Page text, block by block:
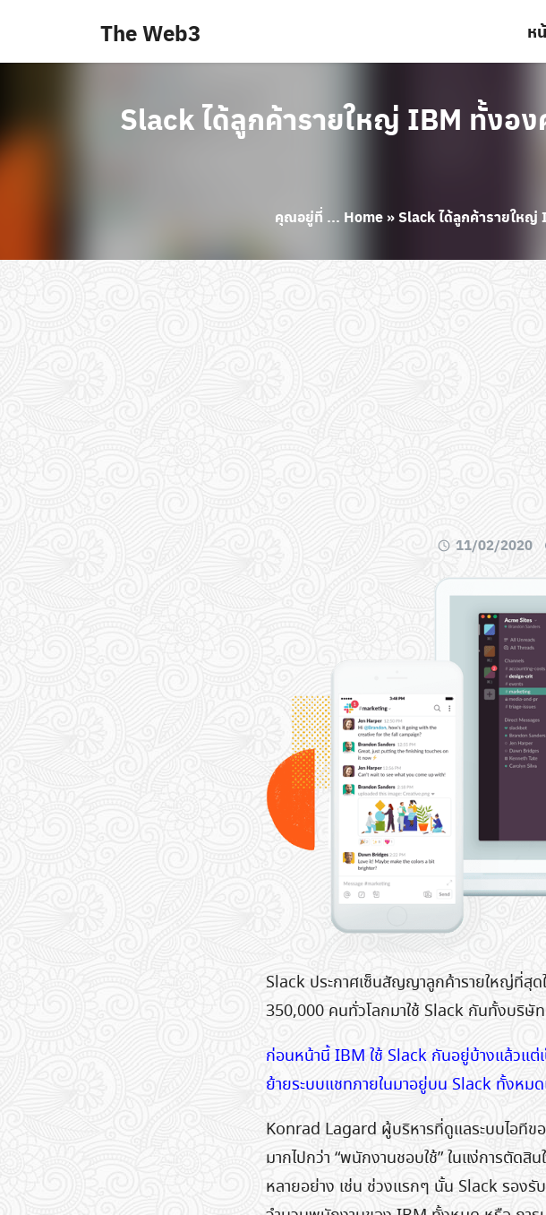
content
The Web3 ห
Search
for:
Slack ได้ลูกค้ารายใหญ่ IBM ทั้งอ
คุณอยู่ที่ ... Home »Slack ได้ลูกค้ารายใหญ่
11/02/2020
Slack ประกาศเซ็นสัญญาลูกค้ารายใหญ่ที่สุ
350,000 คนทั่วโลกมาใช้ Slack กันทั้งบริ
ก่อนหน้านี้ IBM ใช้ Slack กันอยู่บ้างแล้วแต่
ย้ายระบบแชทภายในมาอยู่บน Slack ทั้งหม
Konrad Lagard ผู้บริหารที่ดูแลระบบไอทีข
มากไปกว่า “พนักงานชอบใช้” ในแง่การตัดสิน
หลายอย่าง เช่น ช่วงแรกๆ นั้น Slack รอง